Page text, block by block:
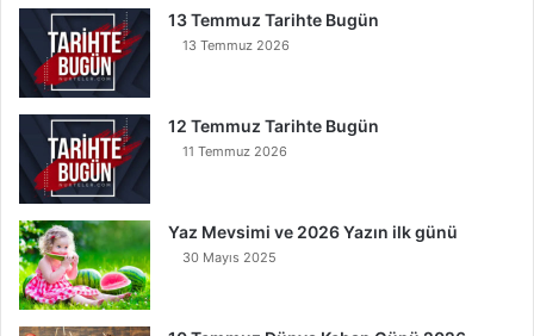
B
u
n
O
k
u
a
n
K
u
r
13 Temmuz Tarihte Bugün
13 Temmuz 2026
12 Temmuz Tarihte Bugün
11 Temmuz 2026
Yaz Mevsimi ve 2026 Yazın ilk günü
30 Mayıs 2025